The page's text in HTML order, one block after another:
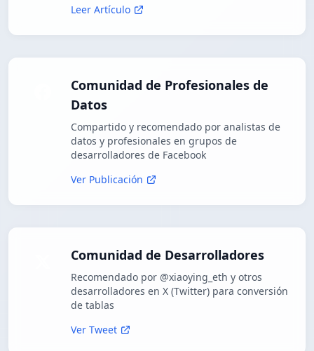
Leer Artículo
Comunidad de Profesionales de
Datos
Compartido y recomendado por analistas de
datos y profesionales en grupos de
desarrolladores de Facebook
Ver Publicación
Comunidad de Desarrolladores
Recomendado por @xiaoying_eth y otros
desarrolladores en X (Twitter) para conversión
de tablas
Ver Tweet